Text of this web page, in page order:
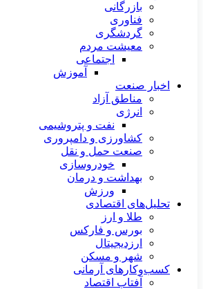
بازرگانی
فناوری
گردشگری
معیشت مردم
اجتماعی
آموزش
اخبار صنعت
مناطق آزاد
انرژی
نفت و پتروشیمی
کشاورزی و دامپروری
صنعت حمل و نقل
خودروسازی
بهداشت و درمان
ورزش
تحلیل‌های اقتصادی
طلا و ارز
بورس و فارکس
ارزدیجیتال
شهر و مسکن
کسب‌وکارهای آرمانی
آفتاب اقتصاد